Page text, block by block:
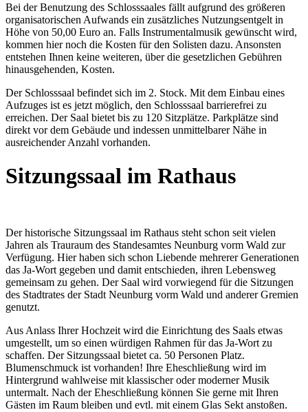
Bei der Benutzung des Schlosssaales fällt aufgrund des größeren
organisatorischen Aufwands ein zusätzliches Nutzungsentgelt in
Höhe von 50,00 Euro an. Falls Instrumentalmusik gewünscht wird,
kommen hier noch die Kosten für den Solisten dazu. Ansonsten
entstehen Ihnen keine weiteren, über die gesetzlichen Gebühren
hinausgehenden, Kosten.
Der Schlosssaal befindet sich im 2. Stock. Mit dem Einbau eines
Aufzuges ist es jetzt möglich, den Schlosssaal barrierefrei zu
erreichen. Der Saal bietet bis zu 120 Sitzplätze. Parkplätze sind
direkt vor dem Gebäude und indessen unmittelbarer Nähe in
ausreichender Anzahl vorhanden.
Sitzungssaal im Rathaus
Der historische Sitzungssaal im Rathaus steht schon seit vielen
Jahren als Trauraum des Standesamtes Neunburg vorm Wald zur
Verfügung. Hier haben sich schon Liebende mehrerer Generationen
das Ja-Wort gegeben und damit entschieden, ihren Lebensweg
gemeinsam zu gehen. Der Saal wird vorwiegend für die Sitzungen
des Stadtrates der Stadt Neunburg vorm Wald und anderer Gremien
genutzt.
Aus Anlass Ihrer Hochzeit wird die Einrichtung des Saals etwas
umgestellt, um so einen würdigen Rahmen für das Ja-Wort zu
schaffen. Der Sitzungssaal bietet ca. 50 Personen Platz.
Blumenschmuck ist vorhanden! Ihre Eheschließung wird im
Hintergrund wahlweise mit klassischer oder moderner Musik
untermalt. Nach der Eheschließung können Sie gerne mit Ihren
Gästen im Raum bleiben und evtl. mit einem Glas Sekt anstoßen.